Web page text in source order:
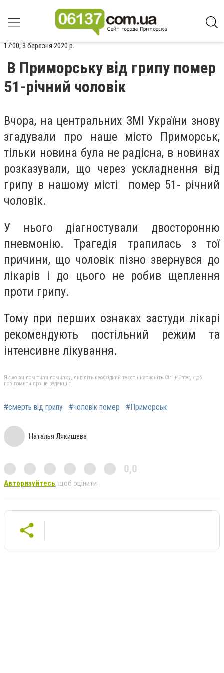
17:00, 3 березня 2020 р.
В Приморську від грипу помер
51-річний чоловік
Вчора, на центральних ЗМІ України знову
згадували про наше місто Приморськ,
тільки новина була не радісна, в новинах
розказували, що через ускладнення від
грипу в нашому місті помер 51- річний
чоловік.
У нього діагностували двосторонню
пневмонію. Трагедія трапилась з тої
причини, що чоловік пізно звернувся до
лікарів і до цього не робив щеплення
проти грипу.
Тому при перших ознаках застуди лікарі
рекомендують постільний режим та
інтенсивне лікування.
Якщо ви помітили помилку, виділіть необхідний текст і натисніть Ctrl + Enter, щоб
повідомити про це редакцію
#смерть від грипу #чоловік помер #Приморськ
Наталья Лякишева
0,0
Авторизуйтесь, щоб оцінити